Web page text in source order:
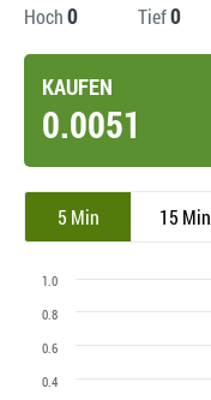
Hoch0 Tief0
KAUFEN
0.0051
5 Min 15 Min